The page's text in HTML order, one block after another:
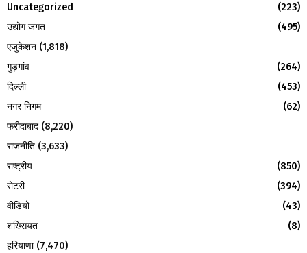
Uncategorized
(223)
उद्योग जगत
(495)
एजुकेशन (1,818)
गुड़गांव
(264)
दिल्ली
(453)
नगर निगम
(62)
फरीदाबाद (8,220)
राजनीति (3,633)
राष्ट्रीय
(850)
रोटरी
(394)
वीडियो
(43)
शख्सियत
(8)
हरियाणा(7,470)